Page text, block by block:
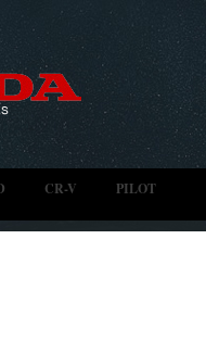
CR-V PILOT